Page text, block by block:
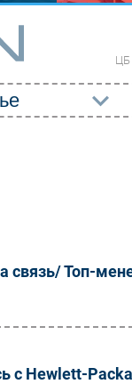
ЦБ
ПО
связь/ Топ-
с Hewlett-